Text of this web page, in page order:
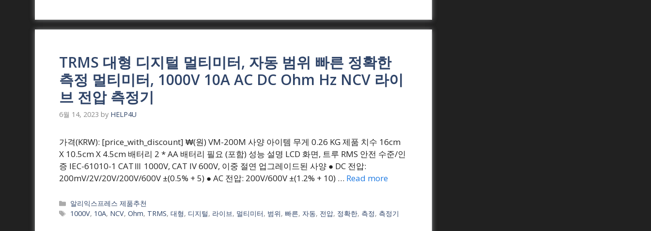
TRMS 대형 디지털 멀티미터, 자동 범위 빠른 정확한
측정 멀티미터, 1000V 10A AC DC Ohm Hz NCV 라이
브 전압 측정기
6월 14, 2023 by HELP4U
가격(KRW): [price_with_discount] ₩(원) VM-200M 사양 아이템 무게 0.26 KG 제품 치수 16cm
X 10.5cm X 4.5cm 배터리 2 * AA 배터리 필요 (포함) 성능 설명 LCD 화면, 트루 RMS 안전 수준/인
증 IEC-61010-1 CATⅢ 1000V, CAT IV 600V, 이중 절연 업그레이드된 사양 ● DC 전압:
200mV/2V/20V/200V/600V ±(0.5% + 5) ● AC 전압: 200V/600V ±(1.2% + 10) … Read more
Categories
알리익스프레스 제품추천
Tags
1000V, 10A, NCV,Ohm, TRMS,대형, 디지털, 라이브, 멀티미터, 범위, 빠른, 자동, 전압, 정확한, 측정, 측정기